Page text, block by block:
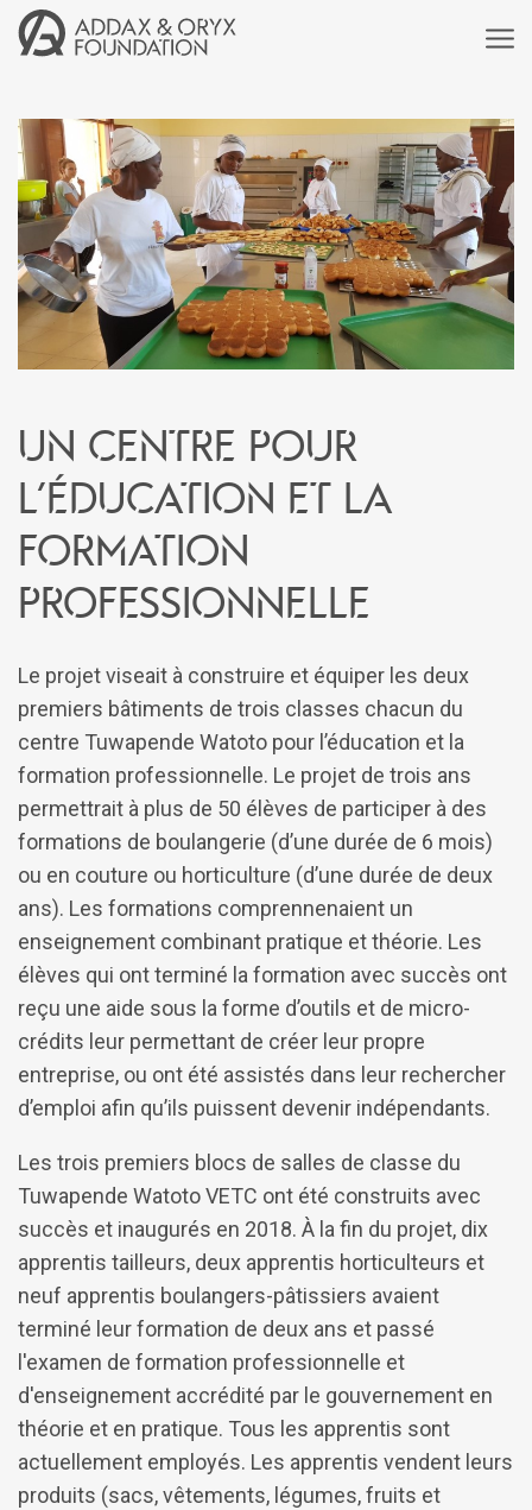
Un centre pour
l’éducation et la
formation
professionnelle
Le projet viseait à construire et équiper les deux
premiers bâtiments de trois classes chacun du
centre Tuwapende Watoto pour l’éducation et la
formation professionnelle. Le projet de trois ans
permettrait à plus de 50 élèves de participer à des
formations de boulangerie (d’une durée de 6 mois)
ou en couture ou horticulture (d’une durée de deux
ans). Les formations comprennenaient un
enseignement combinant pratique et théorie. Les
élèves qui ont terminé la formation avec succès ont
reçu une aide sous la forme d’outils et de micro-
crédits leur permettant de créer leur propre
entreprise, ou ont été assistés dans leur rechercher
d’emploi afin qu’ils puissent devenir indépendants.
Les trois premiers blocs de salles de classe du
Tuwapende Watoto VETC ont été construits avec
succès et inaugurés en 2018. À la fin du projet, dix
apprentis tailleurs, deux apprentis horticulteurs et
neuf apprentis boulangers-pâtissiers avaient
terminé leur formation de deux ans et passé
l'examen de formation professionnelle et
d'enseignement accrédité par le gouvernement en
théorie et en pratique. Tous les apprentis sont
actuellement employés. Les apprentis vendent leurs
produits (sacs, vêtements, légumes, fruits et